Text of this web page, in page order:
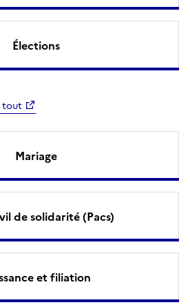
Élections
tout
Mariage
de solidarité (Pacs)
et filiation